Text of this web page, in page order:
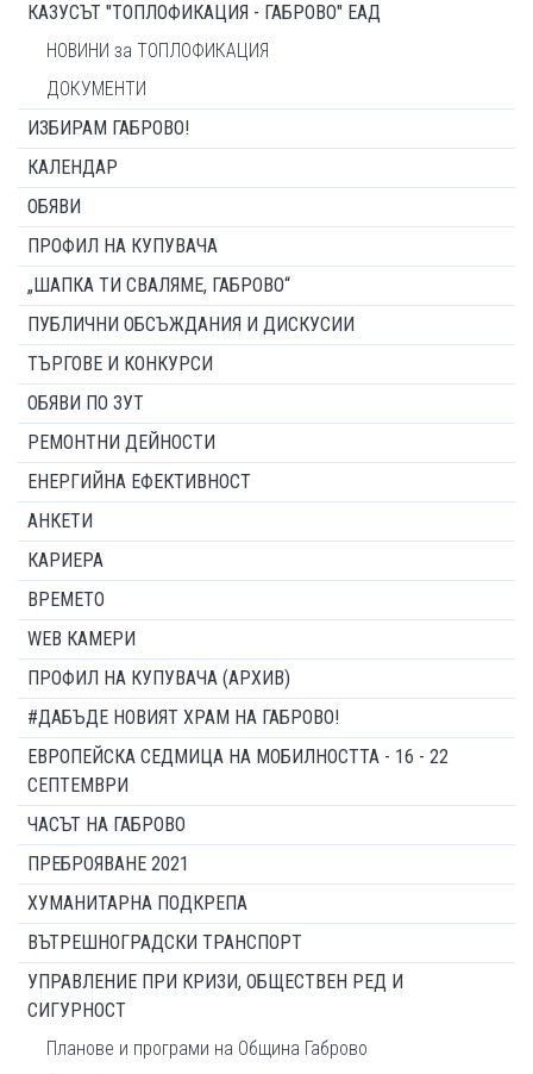
КАЗУСЪТ "ТОПЛОФИКАЦИЯ - ГАБРОВО" ЕАД
НОВИНИ за ТОПЛОФИКАЦИЯ
ДОКУМЕНТИ
ИЗБИРАМ ГАБРОВО!
КАЛЕНДАР
ОБЯВИ
ПРОФИЛ НА КУПУВАЧА
„ШАПКА ТИ СВАЛЯМЕ, ГАБРОВО“
ПУБЛИЧНИ ОБСЪЖДАНИЯ И ДИСКУСИИ
ТЪРГОВЕ И КОНКУРСИ
ОБЯВИ ПО ЗУТ
РЕМОНТНИ ДЕЙНОСТИ
ЕНЕРГИЙНА ЕФЕКТИВНОСТ
АНКЕТИ
КАРИЕРА
ВРЕМЕТО
WEB КАМЕРИ
ПРОФИЛ НА КУПУВАЧА (АРХИВ)
#ДАБЪДЕ НОВИЯТ ХРАМ НА ГАБРОВО!
ЕВРОПЕЙСКА СЕДМИЦА НА МОБИЛНОСТТА - 16 - 22
СЕПТЕМВРИ
ЧАСЪТ НА ГАБРОВО
ПРЕБРОЯВАНЕ 2021
ХУМАНИТАРНА ПОДКРЕПА
ВЪТРЕШНОГРАДСКИ ТРАНСПОРТ
УПРАВЛЕНИЕ ПРИ КРИЗИ, ОБЩЕСТВЕН РЕД И
СИГУРНОСТ
Планове и програми на Община Габрово